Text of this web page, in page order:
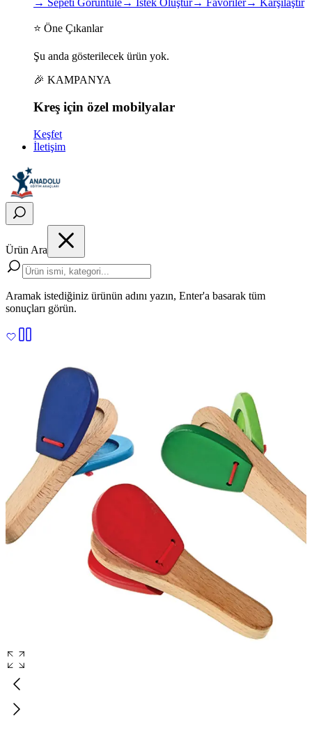
→ Sepeti Görüntüle→ İstek Oluştur→ Favoriler→ Karşılaştır
⭐ Öne Çıkanlar
Şu anda gösterilecek ürün yok.
🎉 KAMPANYA
Kreş için özel mobilyalar
Keşfet
İletişim
Ürün Ara
Aramak istediğiniz ürünün adını yazın, Enter'a basarak tüm
sonuçları görün.